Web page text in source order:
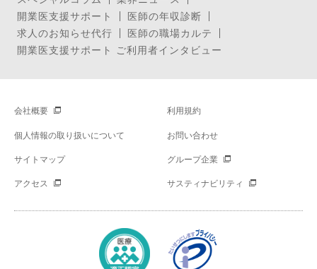
開業医支援サポート
医師の年収診断
求人のお知らせ代行
医師の職場カルテ
開業医支援サポート ご利用者インタビュー
会社概要 利用規約
個人情報の取り扱いについて お問い合わせ
サイトマップ グループ企業
アクセス サスティナビリティ